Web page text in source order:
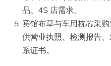
品、4S 店需求。
宾馆布草与车用枕芯采
供营业执照、检测报告
系证书。